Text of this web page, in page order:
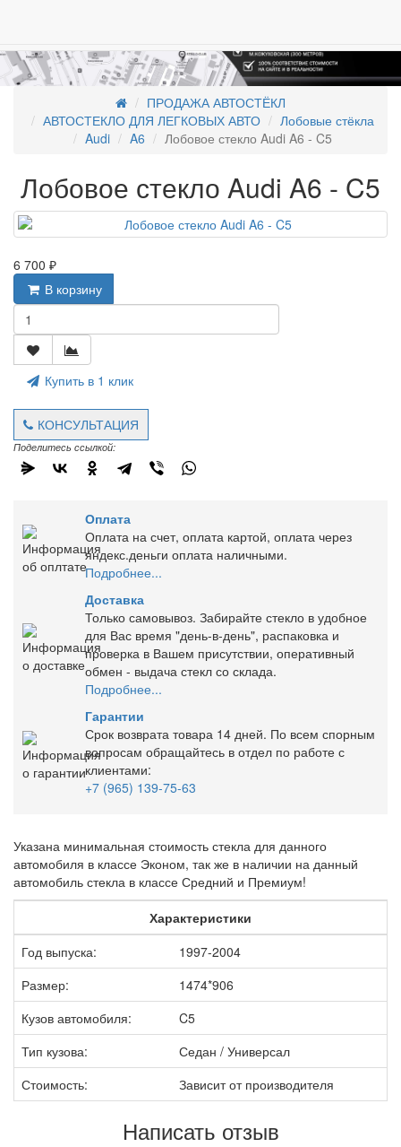
ПРОДАЖА АВТОСТЁКЛ
АВТОСТЕКЛО ДЛЯ ЛЕГКОВЫХ АВТО
Лобовые стёкла
Audi
A6 Лобовое стекло Audi A6 - C5
Лобовое стекло Audi A6 - C5
6 700 ₽
В корзину
Купить в 1 клик
КОНСУЛЬТАЦИЯ
Поделитесь ссылкой:
Оплата
Оплата на счет, оплата картой, оплата через
яндекс.деньги оплата наличными.
Подробнее...
Доставка
Только самовывоз. Забирайте стекло в удобное
для Вас время "день-в-день", распаковка и
проверка в Вашем присутствии, оперативный
обмен - выдача стекл со склада.
Подробнее...
Гарантии
Срок возврата товара 14 дней. По всем спорным
вопросам обращайтесь в отдел по работе с
клиентами:
+7 (965) 139-75-63
Указана минимальная стоимость стекла для данного
автомобиля в классе Эконом, так же в наличии на данный
автомобиль стекла в классе Средний и Премиум!
Характеристики
Год выпуска:
1997-2004
Размер:
1474*906
Кузов автомобиля:
C5
Тип кузова:
Седан / Универсал
Стоимость:
Зависит от производителя
Написать отзыв